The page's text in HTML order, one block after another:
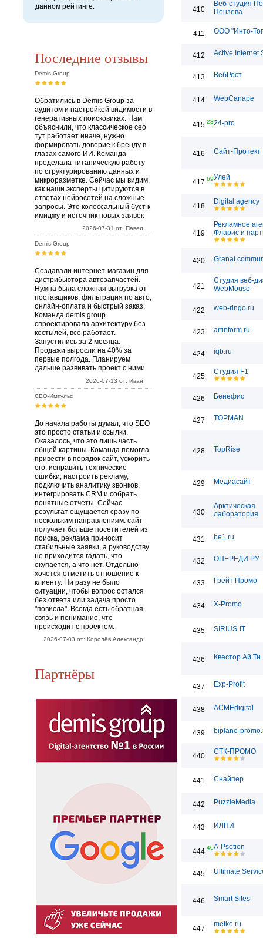
данном рейтинге.
Последние отзывы
Demis Group
Обратились в Demis Group за
аудитом и настройкой видимости в
генеративных поисковиках. Нам
объяснили, что классическое сео
тут работает иначе, нужно
формировать доверие к бренду в
глазах самого ИИ. Команда
проделала титаническую работу
по структурированию данных и
микроразметке. Сейчас мы видим,
как наши эксперты цитируются в
ответах нейросетей на сложные
запросы. Это колоссальный буст к
имиджу и источник новых заявок
2026-07-31 от: Павел
Demis Group
Создавали интернет-магазин для
дистрибьютора автозапчастей.
Нужна была сложная выгрузка от
поставщиков, фильтрация по авто,
онлайн-оплата и быстрый заказ.
Команда demis group
спроектировала архитектуру без
костылей, всё работает.
Запустились за 2 месяца.
Продажи выросли на 40% за
первые полгода. Планируем
дальше развивать проект с ними
2026-07-13 от: Иван
СЕО-Импульс
До начала работы думал, что SEO
это просто статьи и ссылки.
Оказалось, что это лишь часть
общей картины. Команда помогла
привести в порядок сайт, ускорить
его, исправить технические
ошибки, настроить рекламу,
подключить аналитику звонков,
интегрировать CRM и собрать
понятные отчеты. Сейчас
результат ощущается сразу по
нескольким направлениям: сайт
получает больше посетителей из
поиска, реклама приносит
стабильные заявки, а руководству
не приходится гадать, что
окупается, а что нет. Отдельно
хочется отметить отношение к
клиенту. Ни разу не было
ситуации, чтобы вопрос остался
без ответа или задача просто
"повисла". Всегда есть обратная
связь и понимание, что
происходит с проектом.
2026-07-03 от: Королёв Александр
Партнёры
410
Веб-студия
Пензева
411 ООО "Инто-
412 Active Internet
413 ВебРост
414 WebCanape
415 2324-pro
416 Сайт-Протект
417 69Улей
418
Digital agency
419
Рекламное
Фларис и
420 Granat
421
Студия веб-
WebMouse
422 web-ringo.ru
423 artinform.ru
424 iqb.ru
425
Студия F1
426 Бенефис
427 TOPMAN
428 TopRise
429 Медиасайт
430
Арктическая
лаборатория
431 be1.ru
432 ОПЕРЕДИ.РУ
433 Грейт Промо
434 X-Promo
435 SIRIUS-IT
436 Квестор Ай Ти
437 Exp-Profit
438 ACMEdigital
439 biplane-
440
СТК-ПРОМО
441 Снайпер
442 PuzzleMedia
443 ИЛПИ
444 40A-Psotion
445 Ultimate
446 Smart Sites
447
metko.ru